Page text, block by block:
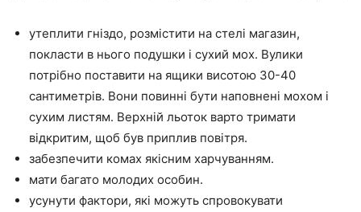
утеплити гніздо, розмістити на стелі магазин,
покласти в нього подушки і сухий мох. Вулики
потрібно поставити на ящики висотою 30-40
сантиметрів. Вони повинні бути наповнені мохом і
сухим листям. Верхній льоток варто тримати
відкритим, щоб був приплив повітря.
забезпечити комах якісним харчуванням.
мати багато молодих особин.
усунути фактори, які можуть спровокувати